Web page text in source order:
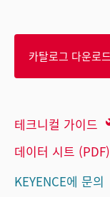
카탈로그 다운로드
테크니컬 가이드
데이터 시트 (PDF)
KEYENCE에 문의